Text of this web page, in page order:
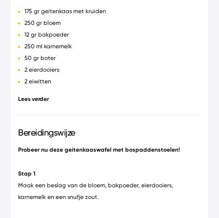
175 gr geitenkaas met kruiden
250 gr bloem
12 gr bakpoeder
250 ml karnemelk
50 gr boter
2 eierdooiers
2 eiwitten
1 el boter peper & zout
Lees verder
Bereidingswijze
Probeer nu deze geitenkaaswafel met bospaddenstoelen!
Stap 1
Maak een beslag van de bloem, bakpoeder, eierdooiers,
karnemelk en een snufje zout.